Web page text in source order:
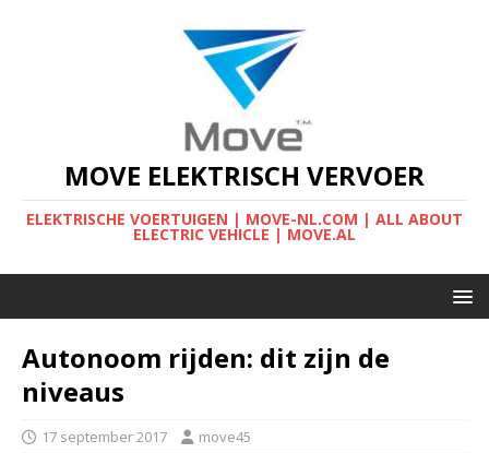
MOVE ELEKTRISCH VERVOER
ELEKTRISCHE VOERTUIGEN | MOVE-NL.COM | ALL ABOUT
ELECTRIC VEHICLE | MOVE.AL
Autonoom rijden: dit zijn de
niveaus
17 september 2017 move45